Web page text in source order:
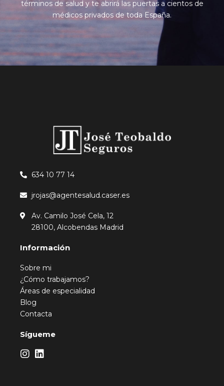
términos de salud y te abrirá las puertas a cientos de
médicos privados de toda España.
634 10 77 14
jrojas@agentesalud.caser.es
Av. Camilo José Cela, 12
28100, Alcobendas Madrid
Información
Sobre mi
¿Cómo trabajamos?
Áreas de especialidad
Blog
Contacta
Sígueme